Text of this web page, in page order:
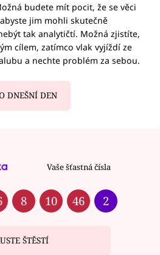
budete mít pocit, že se věci
jim mohli skutečně
tak analytičtí. Možná zjistíte,
cílem, zatímco vlak vyjíždí ze
a nechte problém za sebou.
DNEŠNÍ DEN
Vaše šťastná čísla
8 10 46 2
ŠTĚSTÍ